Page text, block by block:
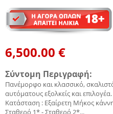
6,500.00 €
Σύντομη Περιγραφή:
Πανέμορφο και κλασσικό,
αυτόματους εξολκείς και
Κατάσταση : Εξαίρετη Μήκος
Σταθερό 1* - Σταθερό 2*...